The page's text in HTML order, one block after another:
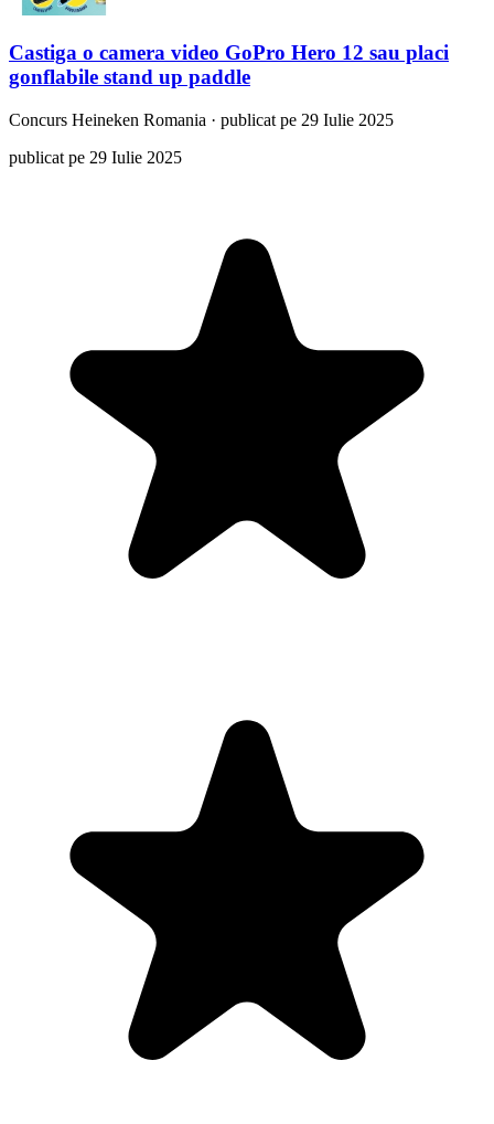
Castiga o camera video GoPro Hero 12 sau placi
gonflabile stand up paddle
Concurs Heineken Romania · publicat pe 29 Iulie 2025
publicat pe 29 Iulie 2025